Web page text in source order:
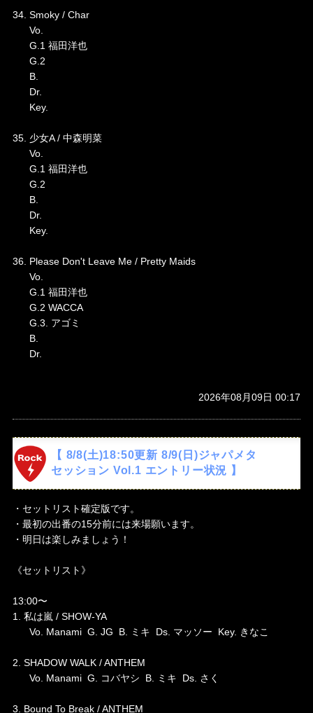
34. Smoky / Char
Vo.
G.1 福田洋也
G.2
B.
Dr.
Key.
35. 少女A / 中森明菜
Vo.
G.1 福田洋也
G.2
B.
Dr.
Key.
36. Please Don't Leave Me / Pretty Maids
Vo.
G.1 福田洋也
G.2 WACCA
G.3. アゴミ
B.
Dr.
2026年08月09日 00:17
【 8/8(土)18:50更新 8/9(日)ジャパメタ
セッション Vol.1 エントリー状況 】
・セットリスト確定版です。
・最初の出番の15分前には来場願います。
・明日は楽しみましょう！
《セットリスト》
13:00〜
1. 私は嵐 / SHOW-YA
Vo. Manami G. JG B. ミキ Ds. マッソー Key. きなこ
2. SHADOW WALK / ANTHEM
Vo. Manami G. コバヤシ B. ミキ Ds. さく
3. Bound To Break / ANTHEM